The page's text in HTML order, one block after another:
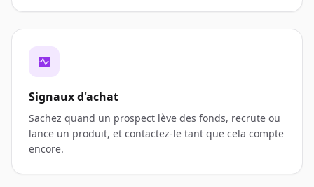
Signaux d'achat
Sachez quand un prospect lève des fonds, recrute ou
lance un produit, et contactez-le tant que cela compte
encore.